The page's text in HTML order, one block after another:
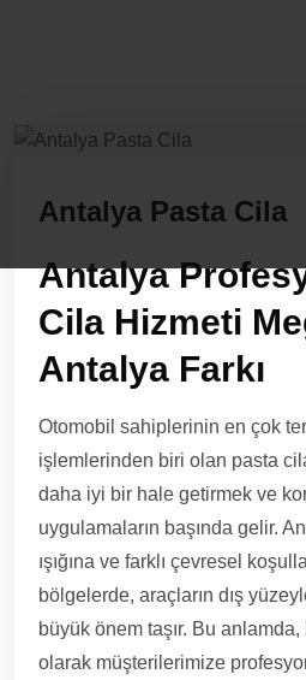
Antalya Pasta Cila
Antalya
Cila Hizmeti
Antalya Farkı
Otomobil sahiplerinin en çok
işlemlerinden biri olan pasta
daha iyi bir hale getirmek ve
uygulamaların başında gelir.
ışığına ve farklı çevresel
bölgelerde, araçların dış
büyük önem taşır. Bu anlamda,
olarak müşterilerimize